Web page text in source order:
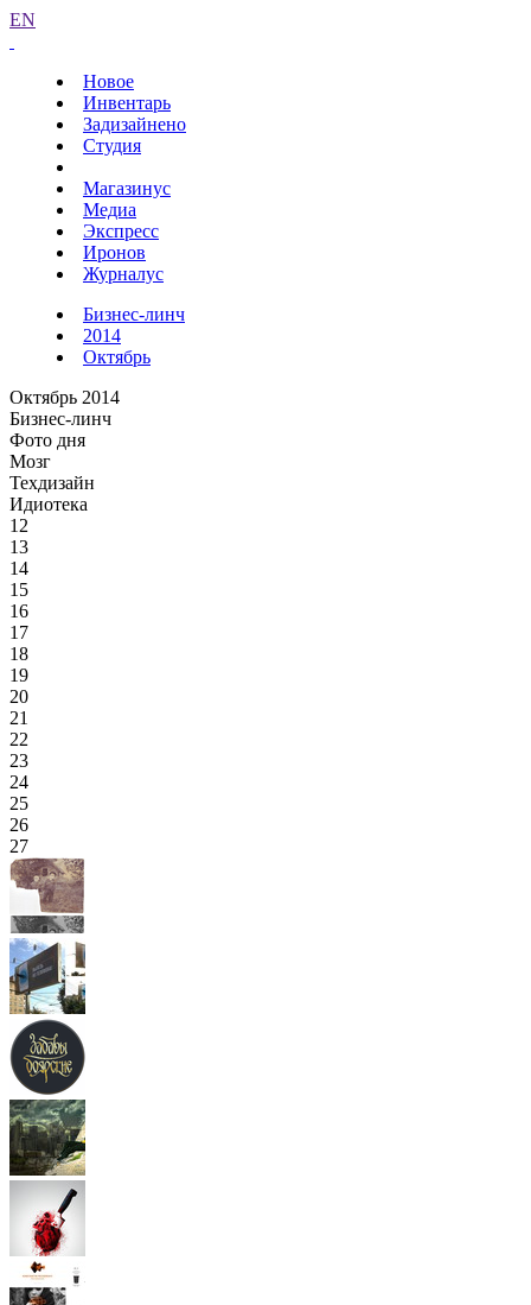
EN
Новое
Инвентарь
Задизайнено
Студия
Магазинус
Медиа
Экспресс
Иронов
Журналус
Бизнес-линч
2014
Октябрь
Октябрь 2014
Бизнес-линч
Фото дня
Мозг
Техдизайн
Идиотека
12
13
14
15
16
17
18
19
20
21
22
23
24
25
26
27